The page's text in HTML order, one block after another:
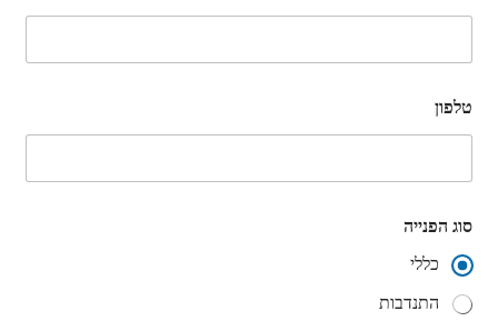
טלפון
סוג הפנייה
כללי
התנדבות